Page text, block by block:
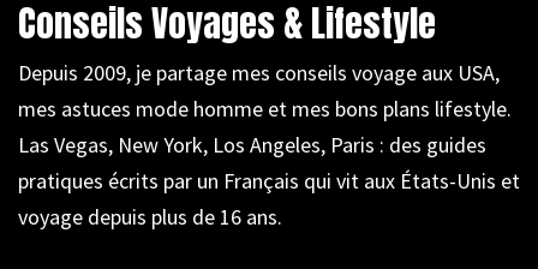
Conseils Voyages & Lifestyle
Depuis 2009, je partage mes conseils voyage aux USA,
mes astuces mode homme et mes bons plans lifestyle.
Las Vegas, New York, Los Angeles, Paris : des guides
pratiques écrits par un Français qui vit aux États-Unis et
voyage depuis plus de 16 ans.